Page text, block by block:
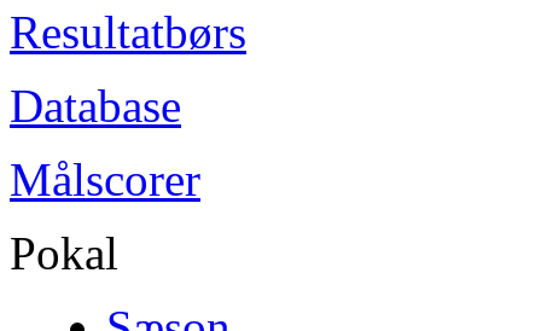
Resultatbørs
Database
Målscorer
Pokal